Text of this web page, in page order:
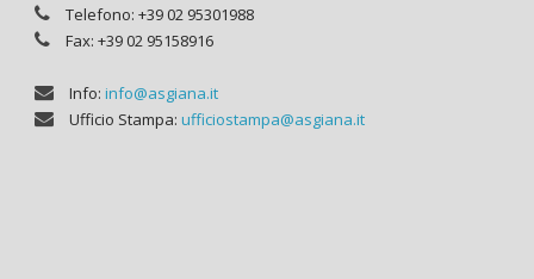
Telefono: +39 02 95301988
Fax: +39 02 95158916
Info: info@asgiana.it
Ufficio Stampa: ufficiostampa@asgiana.it